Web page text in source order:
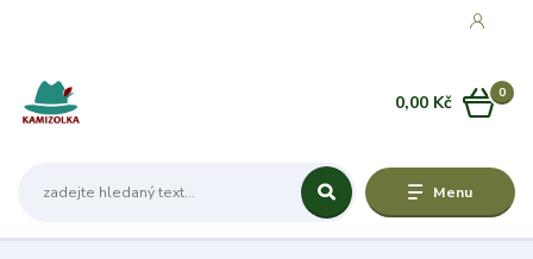
Menu
0
0,00 Kč